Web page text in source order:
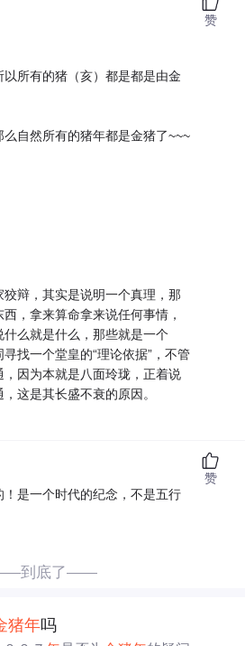
所有的猪（亥）都是都是由金
么自然所有的猪年都是金猪了~~~
辩，其实是说明一个真理，那
，拿来算命拿来说任何事情，
么就是什么，那些就是一个
找一个堂皇的“理论依据”，不管
因为本就是八面玲珑，正着说
这是其长盛不衰的原因。
赞
！是一个时代的纪念，不是五行
赞
到底了——
猪年吗